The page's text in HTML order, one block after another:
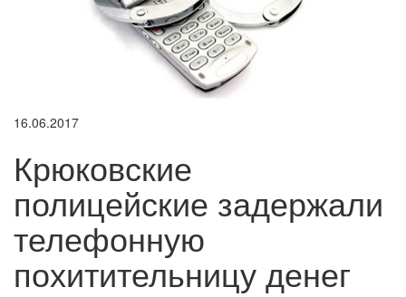
16.06.2017
Крюковские
полицейские задержали
телефонную
похитительницу денег